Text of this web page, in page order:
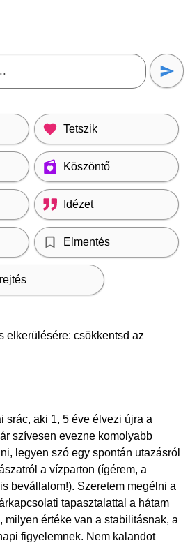
Tetszik
Köszöntő
Idézet
Elmentés
elkerülésére: csökkentsd az
srác, aki 1, 5 éve élvezi újra a
szívesen evezne komolyabb
legyen szó egy spontán utazásról
a vízparton (ígérem, a
bevállalom!). Szeretem megélni a
tapasztalattal a hátam
milyen értéke van a stabilitásnak, a
figyelemnek. Nem kalandot